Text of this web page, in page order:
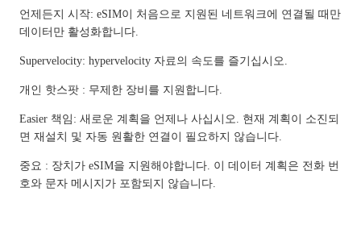
언제든지 시작: eSIM이 처음으로 지원된 네트워크에 연결될 때만
데이터만 활성화합니다.
Supervelocity: hypervelocity 자료의 속도를 즐기십시오.
개인 핫스팟 : 무제한 장비를 지원합니다.
Easier 책임: 새로운 계획을 언제나 사십시오. 현재 계획이 소진되
면 재설치 및 자동 원활한 연결이 필요하지 않습니다.
중요 : 장치가 eSIM을 지원해야합니다. 이 데이터 계획은 전화 번
호와 문자 메시지가 포함되지 않습니다.